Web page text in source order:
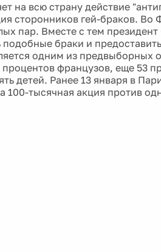
на всю страну действие
сторонников гей-браков. Во
пар. Вместе с тем
браки и
одним из предвыборных
французов, еще 53
детей. Ранее 13 января в
100-тысячная акция против